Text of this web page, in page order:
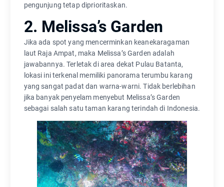
pengunjung tetap diprioritaskan.
2. Melissa’s Garden
Jika ada spot yang mencerminkan keanekaragaman
laut Raja Ampat, maka Melissa’s Garden adalah
jawabannya. Terletak di area dekat Pulau Batanta,
lokasi ini terkenal memiliki panorama terumbu karang
yang sangat padat dan warna-warni. Tidak berlebihan
jika banyak penyelam menyebut Melissa’s Garden
sebagai salah satu taman karang terindah di Indonesia.